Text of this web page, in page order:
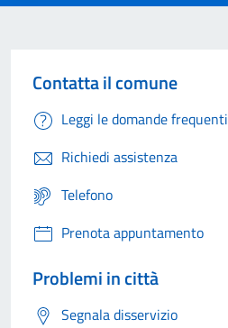
Contatta il comune
Leggi le domande frequenti
Richiedi assistenza
Telefono
Prenota appuntamento
Problemi in città
Segnala disservizio